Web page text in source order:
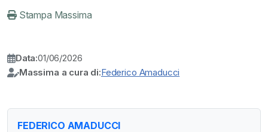
Stampa Massima
Data:01/06/2026
Massima a cura di:Federico Amaducci
FEDERICO AMADUCCI